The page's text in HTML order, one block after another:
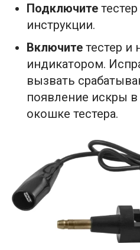
Подключите
инструкции.
Включите тестер и
индикатором.
вызвать
появление искры
окошке тестера.